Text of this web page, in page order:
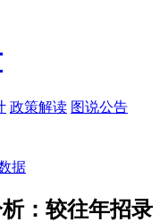
政策解读 图说公告
据
：较往年招录